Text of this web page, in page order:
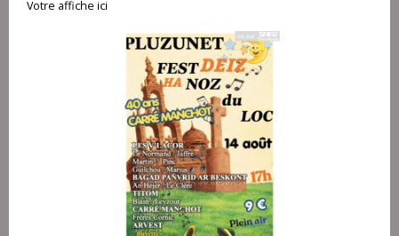
Votre affiche ici